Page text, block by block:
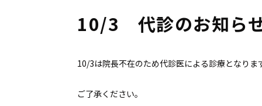
10/3 代診のお知ら
10/3は院長不在のため代診医による診療となりま
ご了承ください。